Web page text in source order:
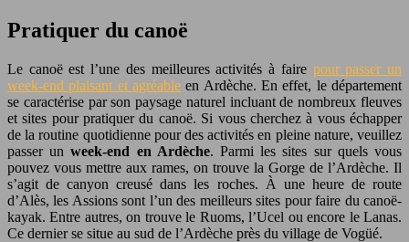
Pratiquer du canoë
Le canoë est l’une des meilleures activités à faire pour passer un
week-end plaisant et agréable en Ardèche. En effet, le département
se caractérise par son paysage naturel incluant de nombreux fleuves
et sites pour pratiquer du canoë. Si vous cherchez à vous échapper
de la routine quotidienne pour des activités en pleine nature, veuillez
passer unweek-end en Ardèche. Parmi les sites sur quels vous
pouvez vous mettre aux rames, on trouve la Gorge de l’Ardèche. Il
s’agit de canyon creusé dans les roches. À une heure de route
d’Alès, les Assions sont l’un des meilleurs sites pour faire du canoë-
kayak. Entre autres, on trouve le Ruoms, l’Ucel ou encore le Lanas.
Ce dernier se situe au sud de l’Ardèche près du village de Vogüé.